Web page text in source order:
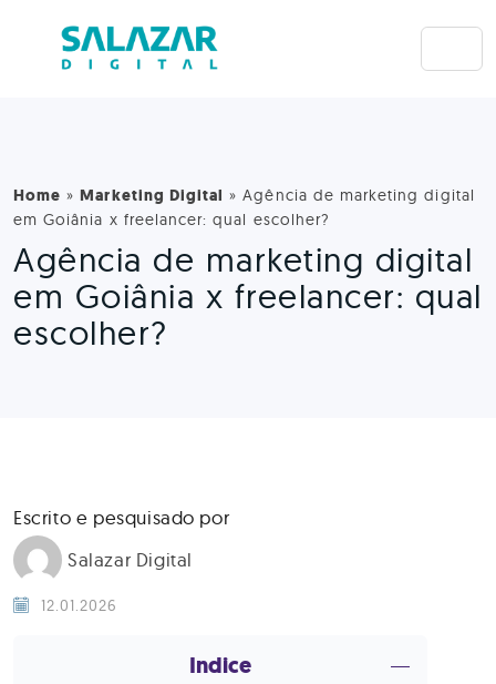
Home »Marketing Digital »Agência de marketing digital
em Goiânia x freelancer: qual escolher?
Agência de marketing digital
em Goiânia x freelancer: qual
escolher?
Escrito e pesquisado por
Salazar Digital
12.01.2026
Indice